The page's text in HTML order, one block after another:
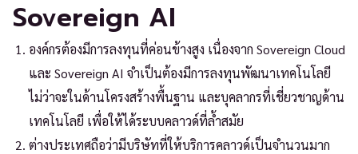
Sovereign AI
องค์กรต้องมีการลงทุนที่ค่อนข้างสูง เนื่องจาก Sovereign Cloud
และ Sovereign AI จำเป็นต้องมีการลงทุนพัฒนาเทคโนโลยี
ไม่ว่าจะในด้านโครงสร้างพื้นฐาน และบุคลากรที่เชี่ยวชาญด้าน
เทคโนโลยี เพื่อให้ได้ระบบคลาวด์ที่ล้ำสมัย
ต่างประเทศถือว่ามีบริษัทที่ให้บริการคลาวด์เป็นจำนวนมาก